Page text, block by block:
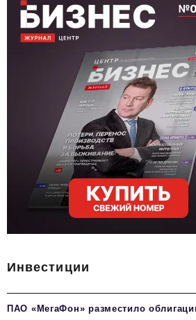
Инвестиции
ПАО «МегаФон» разместило